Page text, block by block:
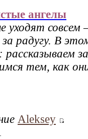
ангелы
уходят
радугу. В
тем, как
Aleksey